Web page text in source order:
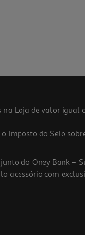
Loja de valor igual
Imposto do Selo
do Oney Bank –
acessório com